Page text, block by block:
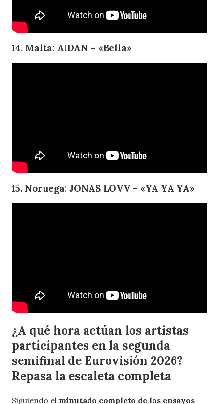
14. Malta: AIDAN – «Bella»
15. Noruega: JONAS LOVV – «YA YA YA»
¿A qué hora actúan los artistas
participantes en la segunda
semifinal de Eurovisión 2026?
Repasa la escaleta completa
Siguiendo el minutado completo de los ensayos